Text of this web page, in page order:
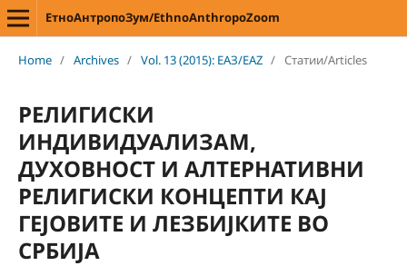
ЕтноАнтропоЗум/EthnoAnthropoZoom
Home / Archives / Vol. 13 (2015): ЕАЗ/EAZ / Статии/Articles
РЕЛИГИСКИ
ИНДИВИДУАЛИЗАМ,
ДУХОВНОСТ И АЛТЕРНАТИВНИ
РЕЛИГИСКИ КОНЦЕПТИ КАЈ
ГЕЈОВИТЕ И ЛЕЗБИЈКИТЕ ВО
СРБИЈА